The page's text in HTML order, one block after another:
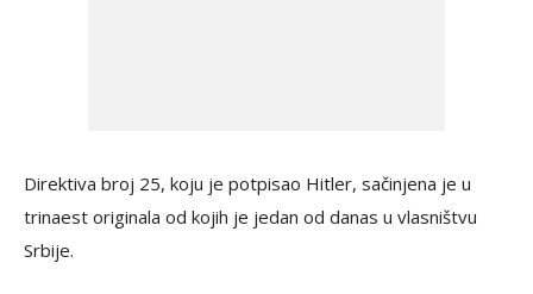
Direktiva broj 25, koju je potpisao Hitler, sačinjena je u
trinaest originala od kojih je jedan od danas u vlasništvu
Srbije.